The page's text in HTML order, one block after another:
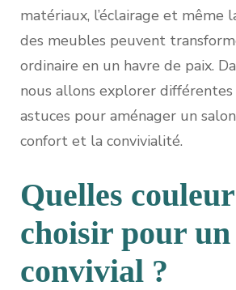
matériaux, l’éclairage et même
des meubles peuvent
ordinaire en un havre de paix.
nous allons explorer
astuces pour aménager un
confort et la convivialité.
Quelles
choisir pour un
convivial ?